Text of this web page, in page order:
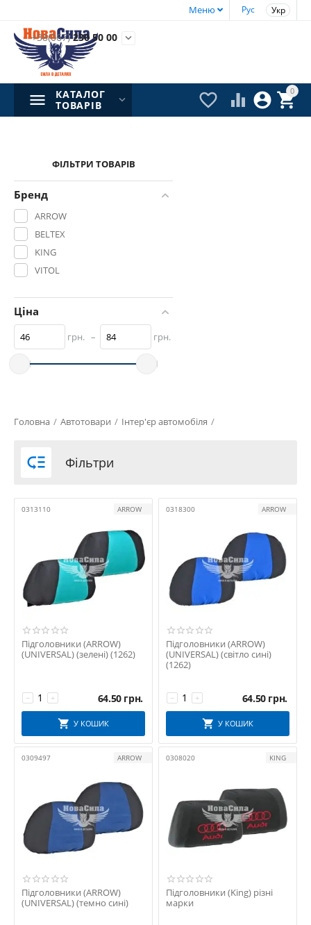
Рус Укр
Меню
+38(067)230 50 00 
0


 
КАТАЛОГ
ТОВАРІВ
ФІЛЬТРИ ТОВАРІВ
Бренд
ARROW
BELTEX
KING
VITOL
Ціна
грн. – грн.
Головна / Автотовари / Інтер'єр автомобіля /
 Фільтри
0313110 ARROW
Підголовники (ARROW)
(UNIVERSAL) (зелені) (1262)
+
− 64.50 грн.
У КОШИК
0318300 ARROW
Підголовники (ARROW)
(UNIVERSAL) (світло сині)
(1262)
+
− 64.50 грн.
У КОШИК
0309497 ARROW
Підголовники (ARROW)
(UNIVERSAL) (темно сині)
0308020 KING
Підголовники (King) різні
марки